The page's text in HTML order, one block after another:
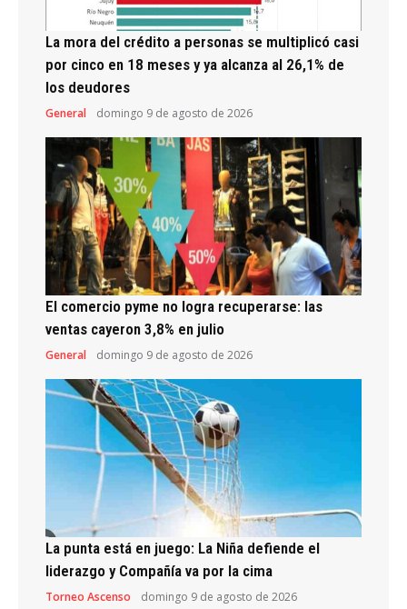
La mora del crédito a personas se multiplicó casi
por cinco en 18 meses y ya alcanza al 26,1% de
los deudores
General domingo 9 de agosto de 2026
El comercio pyme no logra recuperarse: las
ventas cayeron 3,8% en julio
General domingo 9 de agosto de 2026
La punta está en juego: La Niña defiende el
liderazgo y Compañía va por la cima
Torneo Ascenso domingo 9 de agosto de 2026